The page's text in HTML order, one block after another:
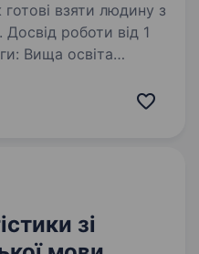
взяти людину з
Досвід роботи від 1
закупівель від
зі